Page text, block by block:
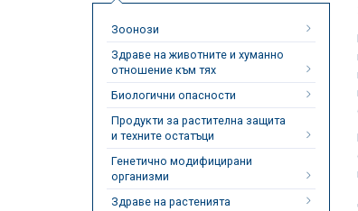
Зоонози
Здраве на животните и хуманно
отношение към тях
Биологични опасности
Продукти за растителна защита
и техните остатъци
Генетично модифицирани
организми
Здраве на растенията